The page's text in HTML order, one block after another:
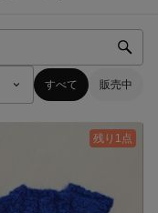
すべて 販売中
残り1点